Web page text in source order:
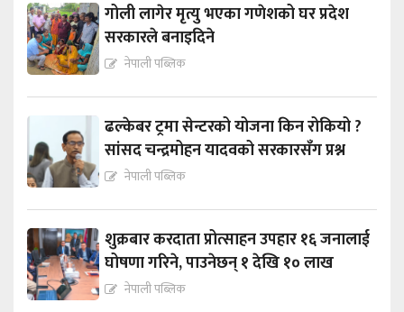
गोली लागेर मृत्यु भएका गणेशको घर प्रदेश
सरकारले बनाइदिने
नेपाली पब्लिक
ढल्केबर ट्रमा सेन्टरको योजना किन रोकियो ?
सांसद चन्द्रमोहन यादवको सरकारसँग प्रश्न
नेपाली पब्लिक
शुक्रबार करदाता प्रोत्साहन उपहार १६ जनालाई
घोषणा गरिने, पाउनेछन् १ देखि १० लाख
नेपाली पब्लिक